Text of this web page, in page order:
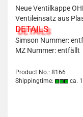
Neue Ventilkappe
Ventileinsatz aus
DETAILS
Simson Nummer:
MZ Nummer: entfällt
Product No.: 8166
Shippingtime:
ca.